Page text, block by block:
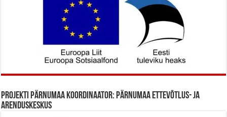
Projekti Pärnumaa koordinaator: Pärnumaa Ettevõtlus- ja
Arenduskeskus